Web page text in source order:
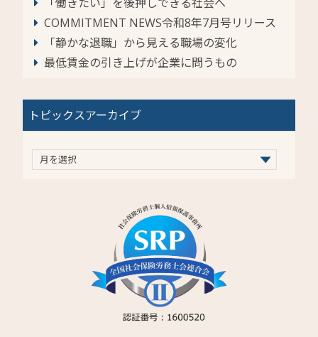
COMMITMENT NEWS令和8年7月号リリース
「静かな退職」から見える職場の変化
最低賃金の引き上げが企業に問うもの
トピックスアーカイブ